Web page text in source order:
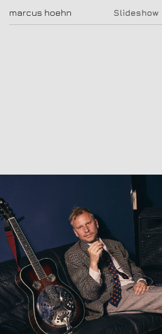
Slideshow
marcus hoehn